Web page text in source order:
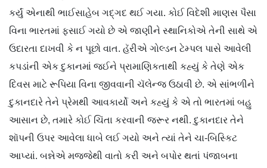
કર્યું એનાથી ભાઈસાહેબ ગદ્ગદ થઈ ગયા. કોઈ વિદેશી માણસ પૈસા
વિના ભારતમાં ફસાઈ ગયો છે એ જાણીને સ્થાનિકોએ તેની સાથે એ
ઉદારતા દાખવી કે ન પૂછો વાત. હૅરીએ ગોલ્ડન ટેમ્પલ પાસે આવેલી
કપડાંની એક દુકાનમાં જઈને પ્રામાણિકતાથી કહ્યું કે તેણે એક
દિવસ માટે રૂપિયા વિના જીવવાની ચૅલેન્જ ઉઠાવી છે. એ સાંભળીને
દુકાનદારે તેને પ્રેમથી આવકાર્યો અને કહ્યું કે એ તો ભારતમાં બહુ
આસાન છે, તમારે કોઈ ચિંતા કરવાની જરૂર નથી. દુકાનદાર તેને
શૉપની ઉપર આવેલા ધાબે લઈ ગયો અને ત્યાં તેને ચા-બિસ્કિટ
આપ્યાં. બન્નેએ મજ્જેથી વાતો કરી અને બપોર થતાં પંજાબના